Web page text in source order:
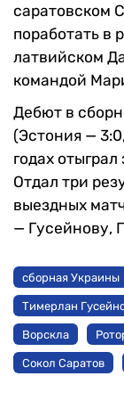
саратовском
поработать в
латвийском
командой
Дебют в
(Эстония —
годах
Отдал три
выездных
— Гусейнову,
сборная Украины
Тимерлан
Ворскла
Сокол Саратов